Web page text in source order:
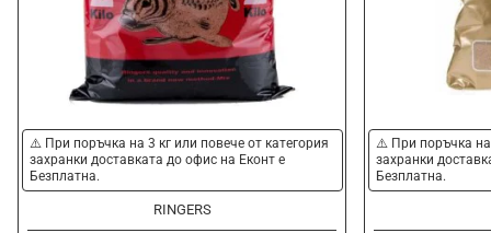
⚠️ При поръчка на 3 кг или повече от категория
захранки доставката до офис на Еконт е
Безплатна.
RINGERS
⚠️ При поръчка на
захранки
Безплатна.